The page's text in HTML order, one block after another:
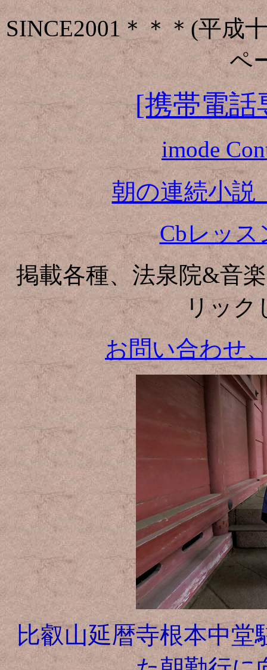
SINCE2001＊＊＊(平成
ペ
[携帯電話
imode
朝の連続小説
Cbレッ
掲載各種、法泉院&音
リック
お問い合わせ
比叡山延暦寺根本中